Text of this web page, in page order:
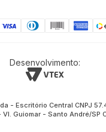
Desenvolvimento:
- Escritório Central CNPJ
Guiomar - Santo André/SP